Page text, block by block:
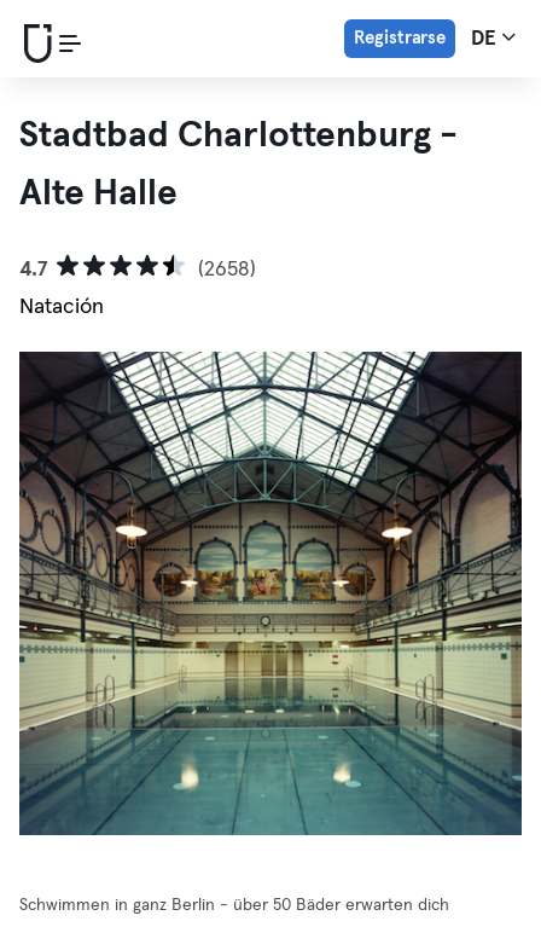
Registrarse DE
Stadtbad Charlottenburg -
Alte Halle
4.7
(2658)
Natación
Schwimmen in ganz Berlin - über 50 Bäder erwarten dich